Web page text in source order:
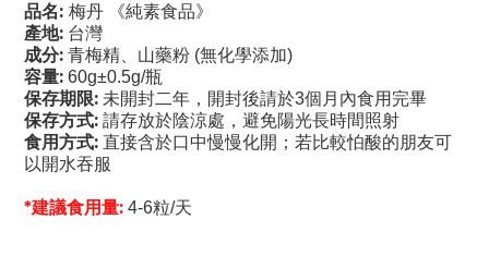
品名: 梅丹 《純素食品》
產地: 台灣
成分: 青梅精、山藥粉 (無化學添加)
容量: 60g±0.5g/瓶
保存期限: 未開封二年，開封後請於3個月內食用完畢
保存方式: 請存放於陰涼處，避免陽光長時間照射
食用方式: 直接含於口中慢慢化開；若比較怕酸的朋友可
以開水吞服
*建議食用量: 4-6粒/天